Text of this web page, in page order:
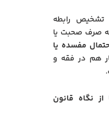
تشخیص رابطه
صرف صحبت یا
مفسده یا
هم در فقه و
نگاه قانون